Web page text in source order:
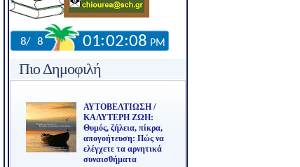
Πιο Δημοφιλή
ΑΥΤΟΒΕΛΤΙΩΣΗ /
ΚΑΛΥΤΕΡΗ ΖΩΗ:
Θυμός, ζήλεια, πίκρα,
απογοήτευση: Πώς να
ελέγχετε τα αρνητικά
συναισθήματα